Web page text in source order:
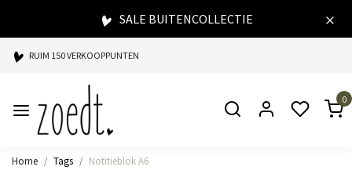
SALE BUITENCOLLECTIE
RUIM 150 VERKOOPPUNTEN
SPAARPUNTEN BIJ ELKE AANKOOP
SNELLE LEVERING
0
Home Tags Notitieblok A6